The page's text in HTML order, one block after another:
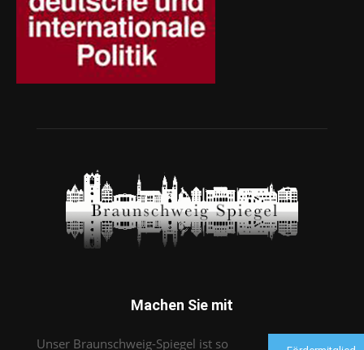
Machen Sie mit
Unser Braunschweig-Spiegel ist so